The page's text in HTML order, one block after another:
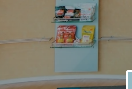
Gute Preise -